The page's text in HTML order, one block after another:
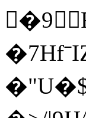
�9